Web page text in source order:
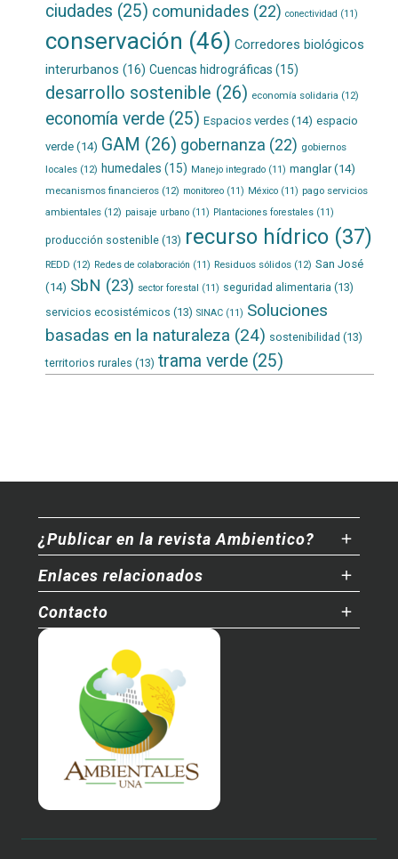
ciudades (25) comunidades (22) conectividad (11)
conservación (46) Corredores biológicos
interurbanos (16) Cuencas hidrográficas (15)
desarrollo sostenible (26) economía solidaria (12)
economía verde(25) Espacios verdes(14) espacio
verde(14) GAM (26) gobernanza (22) gobiernos
locales(12) humedales (15) Manejo integrado(11) manglar(14)
mecanismos financieros(12) monitoreo(11) México(11) pago servicios
ambientales(12) paisaje urbano(11) Plantaciones forestales(11)
producción sostenible(13) recurso hídrico(37)
REDD (12) Redes de colaboración (11) Residuos sólidos(12) San José
(14) SbN (23) sector forestal (11) seguridad alimentaria (13)
servicios ecosistémicos (13) SINAC(11) Soluciones
basadas en la naturaleza (24) sostenibilidad (13)
territorios rurales (13) trama verde(25)
¿Publicar en la revista Ambientico?
Enlaces relacionados
Contacto